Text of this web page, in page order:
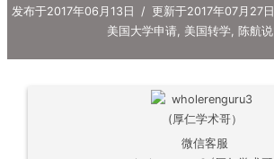
发布于2017年06月13日 / 更新于2017年07月27日
美国大学申请, 美国转学, 陈航
微信客服